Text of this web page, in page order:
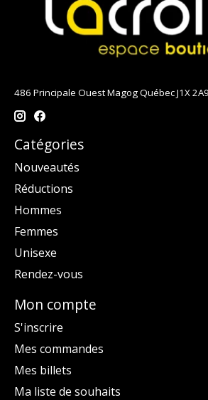
486 Principale Ouest Magog Québec J1X
Catégories
Nouveautés
Réductions
Hommes
Femmes
Unisexe
Rendez-vous
Mon compte
S'inscrire
Mes commandes
Mes billets
Ma liste de souhaits